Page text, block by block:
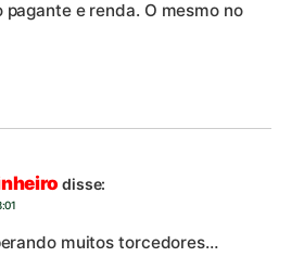
e renda. O mesmo no
disse:
muitos torcedores…